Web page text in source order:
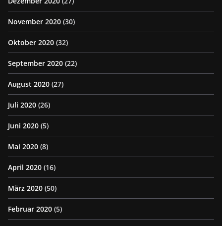
November 2020 (30)
Oktober 2020 (32)
September 2020 (22)
August 2020 (27)
Juli 2020 (26)
Juni 2020 (5)
Mai 2020 (8)
April 2020 (16)
März 2020 (50)
Februar 2020 (5)